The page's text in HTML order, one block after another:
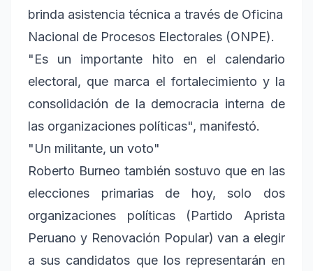
brinda asistencia técnica a través de Oficina
Nacional de Procesos Electorales (ONPE).
"Es un importante hito en el calendario
electoral, que marca el fortalecimiento y la
consolidación de la democracia interna de
las organizaciones políticas", manifestó.
"Un militante, un voto"
Roberto Burneo también sostuvo que en las
elecciones primarias de hoy, solo dos
organizaciones políticas (Partido Aprista
Peruano y Renovación Popular) van a elegir
a sus candidatos que los representarán en